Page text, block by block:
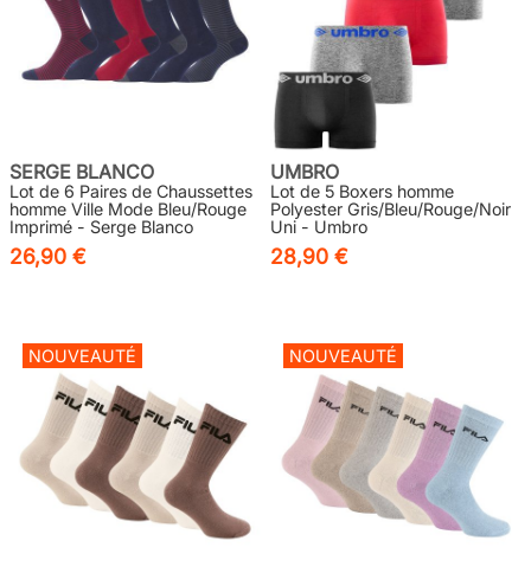
SERGE BLANCO
Lot de 6 Paires de Chaussettes
homme Ville Mode Bleu/Rouge
Imprimé - Serge Blanco
26,90 €
UMBRO
Lot de 5 Boxers homme
Polyester Gris/Bleu/Rouge/Noir
Uni - Umbro
28,90 €
NOUVEAUTÉ NOUVEAUTÉ